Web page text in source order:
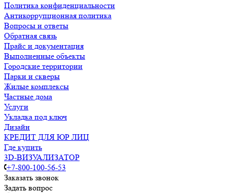
Политика конфиденциальности
Антикоррупционная политика
Вопросы и ответы
Обратная связь
Прайс и документация
Выполненные объекты
Городские территории
Парки и скверы
Жилые комплексы
Частные дома
Услуги
Укладка под ключ
Дизайн
КРЕДИТ ДЛЯ ЮР ЛИЦ
Где купить
3D-ВИЗУАЛИЗАТОР
+7-800-100-56-53
Заказать звонок
Задать вопрос